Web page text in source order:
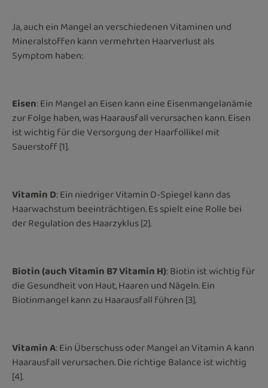
Ja, auch ein Mangel an verschiedenen Vitaminen und
Mineralstoffen kann vermehrten Haarverlust als
Symptom haben:
Eisen: Ein Mangel an Eisen kann eine Eisenmangelanämie
zur Folge haben, was Haarausfall verursachen kann. Eisen
ist wichtig für die Versorgung der Haarfollikel mit
Sauerstoff [1].
Vitamin D: Ein niedriger Vitamin D-Spiegel kann das
Haarwachstum beeinträchtigen. Es spielt eine Rolle bei
der Regulation des Haarzyklus [2].
Biotin (auch Vitamin B7 Vitamin H): Biotin ist wichtig für
die Gesundheit von Haut, Haaren und Nägeln. Ein
Biotinmangel kann zu Haarausfall führen [3].
Vitamin A: Ein Überschuss oder Mangel an Vitamin A kann
Haarausfall verursachen. Die richtige Balance ist wichtig
[4].